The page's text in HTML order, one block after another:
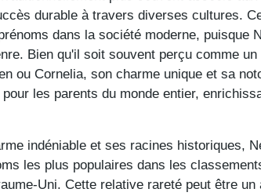
durable à travers diverses cultures.
dans la société moderne, puisque
Bien qu'il soit souvent perçu comme
ou Cornelia, son charme unique et sa
les parents du monde entier,
indéniable et ses racines historiques,
les plus populaires dans les
Uni. Cette relative rareté peut être